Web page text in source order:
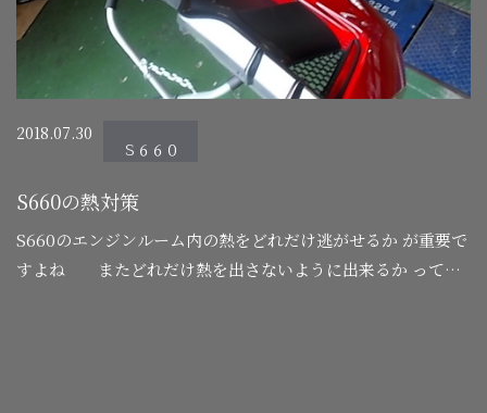
2018.07.30
Ｓ６６０
S660の熱対策
S660のエンジンルーム内の熱をどれだけ逃がせるか が重要で
すよね またどれだけ熱を出さないように出来るか ってな